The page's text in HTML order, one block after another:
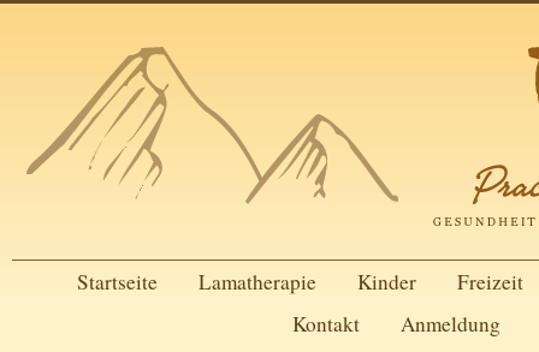
Startseite Lamatherapie Kinder
Freizeit
Kontakt
Anmeldung